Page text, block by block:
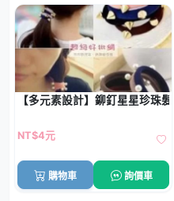
【多元素設計】鉚釘星星珍珠
NT$4元
購物車 詢價車